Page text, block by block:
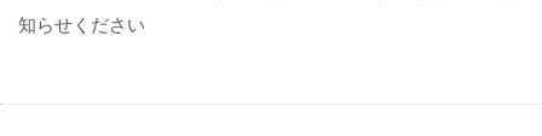
知らせください